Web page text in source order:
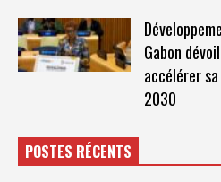
Gabon
accélérer
2030
POSTES RÉCENTS